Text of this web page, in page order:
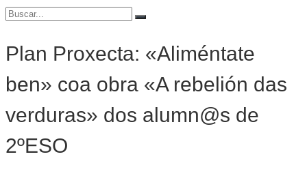
Buscar:
Buscar
Plan Proxecta: «Aliméntate
ben» coa obra «A rebelión das
verduras» dos alumn@s de
2ºESO